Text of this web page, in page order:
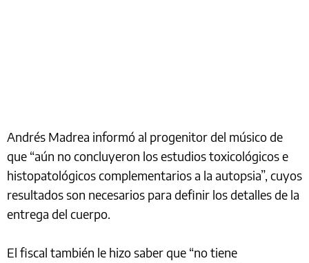
Andrés Madrea informó al progenitor del músico de
que “aún no concluyeron los estudios toxicológicos e
histopatológicos complementarios a la autopsia”, cuyos
resultados son necesarios para definir los detalles de la
entrega del cuerpo.
El fiscal también le hizo saber que “no tiene